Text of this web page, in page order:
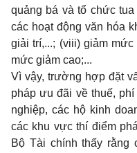
quảng bá và tổ chức
các hoạt động văn hóa
giải trí,...; (viii) giảm
mức giảm cao;...
Vì vậy, trường hợp đặt
pháp ưu đãi về thuế,
nghiệp, các hộ kinh
các khu vực thí điểm
Bộ Tài chính thấy rằng